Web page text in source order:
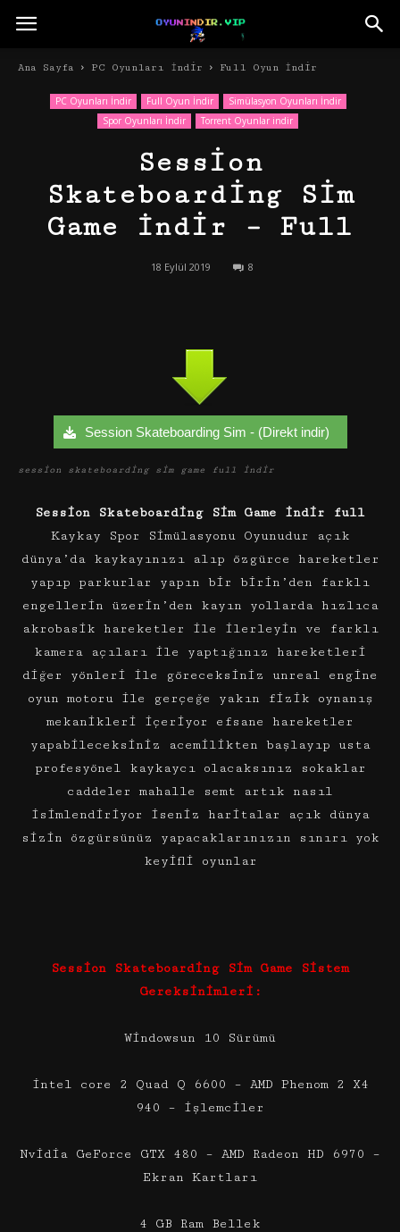
Ana Sayfa PC Oyunları İndir Full Oyun İndir
PC Oyunları İndir Full Oyun İndir
Simülasyon Oyunları İndir
Spor Oyunları İndir
Torrent Oyunlar indir
Session
Skateboarding Sim
Game İndir – Full
18 Eylül 2019 8
Session Skateboarding Sim - (Direkt indir)
session skateboarding sim game full indir
Session Skateboarding Sim Game indir full
Kaykay Spor Simülasyonu Oyunudur açık
dünya’da kaykayınızı alıp özgürce hareketler
yapıp parkurlar yapın bir birin’den farklı
engellerin üzerin’den kayın yollarda hızlıca
akrobasik hareketler ile ilerleyin ve farklı
kamera açıları ile yaptığınız hareketleri
diğer yönleri ile göreceksiniz unreal engine
oyun motoru ile gerçeğe yakın fizik oynanış
mekanikleri içeriyor efsane hareketler
yapabileceksiniz acemilikten başlayıp usta
profesyönel kaykaycı olacaksınız sokaklar
caddeler mahalle semt artık nasıl
isimlendiriyor iseniz haritalar açık dünya
sizin özgürsünüz yapacaklarınızın sınırı yok
keyifli oyunlar
Session Skateboarding Sim Game Sistem
Gereksinimleri:
Windowsun 10 Sürümü
intel core 2 Quad Q 6600 – AMD Phenom 2 X4
940 – işlemciler
Nvidia GeForce GTX 480 – AMD Radeon HD 6970 –
Ekran Kartları
4 GB Ram Bellek